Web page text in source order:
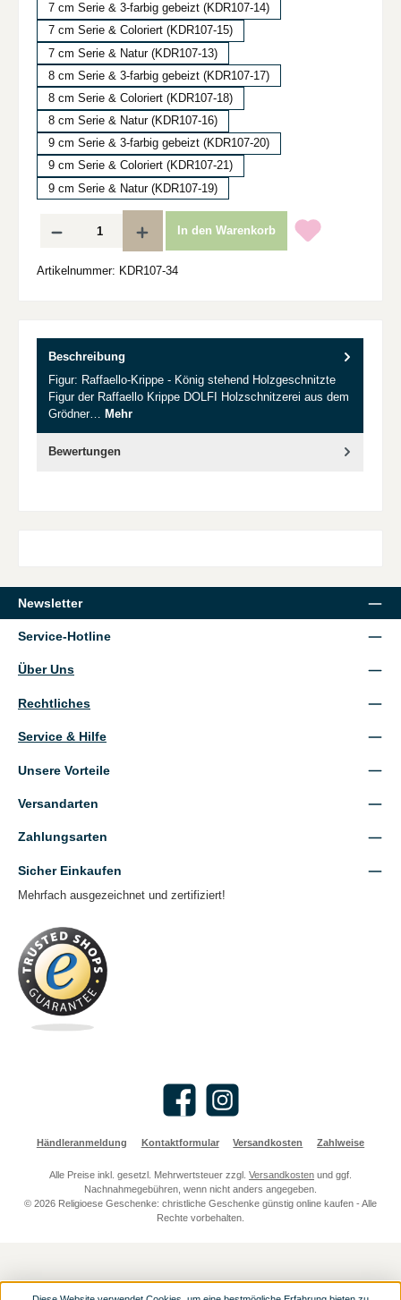
7 cm Serie & 3-farbig gebeizt (KDR107-14)
7 cm Serie & Coloriert (KDR107-15)
7 cm Serie & Natur (KDR107-13)
8 cm Serie & 3-farbig gebeizt (KDR107-17)
8 cm Serie & Coloriert (KDR107-18)
8 cm Serie & Natur (KDR107-16)
9 cm Serie & 3-farbig gebeizt (KDR107-20)
9 cm Serie & Coloriert (KDR107-21)
9 cm Serie & Natur (KDR107-19)
Produkt Anzahl: Gib den gewünschten Wert ein oder benutze die Schaltflächen
In den Warenkorb
Artikelnummer: KDR107-34
Beschreibung
Figur: Raffaello-Krippe - König stehend Holzgeschnitzte
Figur der Raffaello Krippe DOLFI Holzschnitzerei aus dem
Grödner… Mehr
Bewertungen
Newsletter
Service-Hotline
Über Uns
Rechtliches
Service & Hilfe
Unsere Vorteile
Versandarten
Zahlungsarten
Sicher Einkaufen
Mehrfach ausgezeichnet und zertifiziert!
Facebook Instagram
Händleranmeldung Kontaktformular Versandkosten Zahlweise
Alle Preise inkl. gesetzl. Mehrwertsteuer zzgl. Versandkosten und ggf.
Nachnahmegebühren, wenn nicht anders angegeben.
© 2026 Religioese Geschenke: christliche Geschenke günstig online kaufen - Alle
Rechte vorbehalten.